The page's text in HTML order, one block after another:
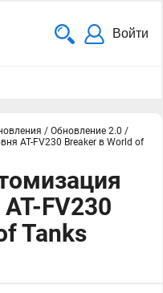
Войти
/ Обновление 2.0 /
AT-FV230 Breaker в World of
FV230
Tanks